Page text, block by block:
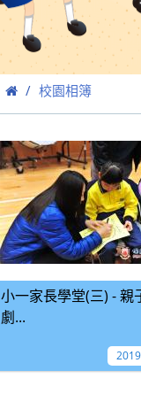
校園相簿
小一家長學堂(三) - 親
劇...